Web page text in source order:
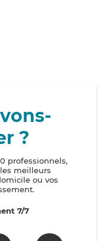
?
professionnels,
meilleurs
ou vos
7/7